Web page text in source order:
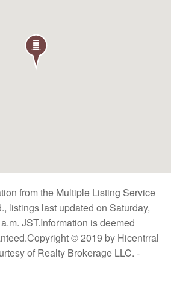
from the Multiple Listing Service
listings last updated on Saturday,
JST.Information is deemed
© 2019 by Hicentrral
of Realty Brokerage LLC. -